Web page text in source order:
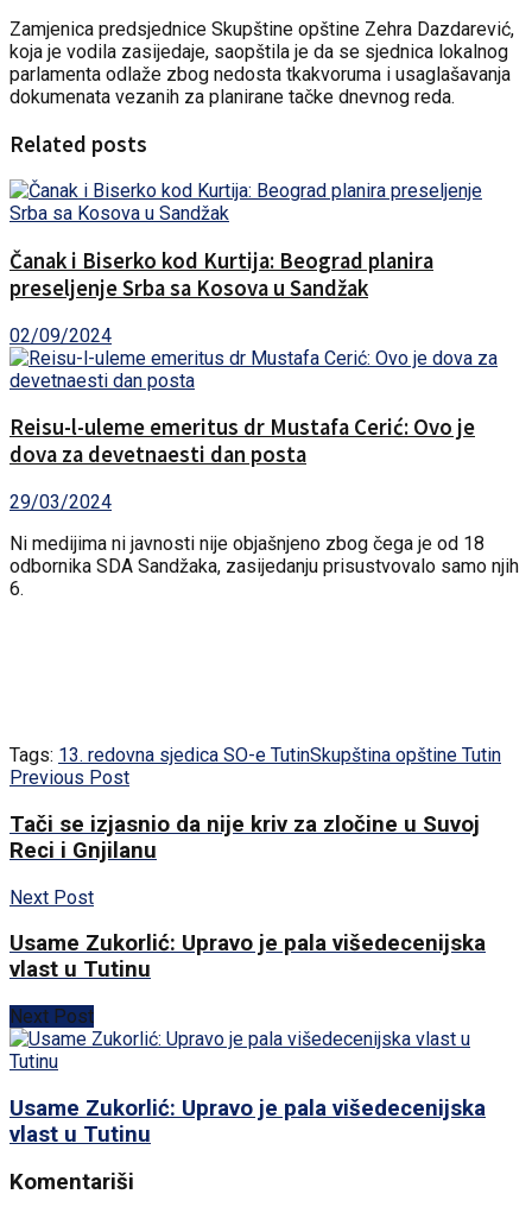
Zamjenica predsjednice Skupštine opštine Zehra Dazdarević,
koja je vodila zasijedaje, saopštila je da se sjednica lokalnog
parlamenta odlaže zbog nedosta tkakvoruma i usaglašavanja
dokumenata vezanih za planirane tačke dnevnog reda.
Related posts
Čanak i Biserko kod Kurtija: Beograd planira
preseljenje Srba sa Kosova u Sandžak
02/09/2024
Reisu-l-uleme emeritus dr Mustafa Cerić: Ovo je
dova za devetnaesti dan posta
29/03/2024
Ni medijima ni javnosti nije objašnjeno zbog čega je od 18
odbornika SDA Sandžaka, zasijedanju prisustvovalo samo njih
6.
Tags: 13. redovna sjedica SO-e TutinSkupština opštine Tutin
Previous Post
Tači se izjasnio da nije kriv za zločine u Suvoj
Reci i Gnjilanu
Next Post
Usame Zukorlić: Upravo je pala višedecenijska
vlast u Tutinu
Next Post
Usame Zukorlić: Upravo je pala višedecenijska
vlast u Tutinu
Komentariši